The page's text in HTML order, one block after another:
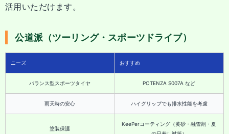
活用いただけます。
公道派（ツーリング・スポーツドライブ）
ニーズ おすすめ
バランス型スポーツタイヤ POTENZA S007A など
雨天時の安心 ハイグリップでも排水性能を考慮
塗装保護
KeePerコーティング（黄砂・融雪剤・夏